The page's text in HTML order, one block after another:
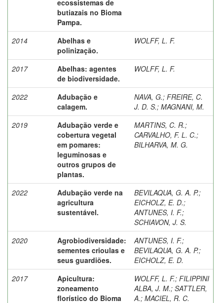
ecossistemas de
butiazais no Bioma
Pampa.
2014
Abelhas e
polinização.
WOLFF, L. F.
2017
Abelhas: agentes
de biodiversidade.
WOLFF, L. F.
2022
Adubação e
calagem.
NAVA, G.; FREIRE, C.
J. D. S.; MAGNANI, M.
2019
Adubação verde e
cobertura vegetal
em pomares:
leguminosas e
outros grupos de
plantas.
MARTINS, C. R.;
CARVALHO, F. L. C.;
BILHARVA, M. G.
2022
Adubação verde na
agricultura
sustentável.
BEVILAQUA, G. A. P.;
EICHOLZ, E. D.;
ANTUNES, I. F.;
SCHIAVON, J. S.
2020
Agrobiodiversidade:
sementes crioulas e
seus guardiões.
ANTUNES, I. F.;
BEVILAQUA, G. A. P.;
EICHOLZ, E. D.
2017
Apicultura:
zoneamento
florístico do Bioma
WOLFF, L. F.; FILIPPINI
ALBA, J. M.; SATTLER,
A.; MACIEL, R. C.